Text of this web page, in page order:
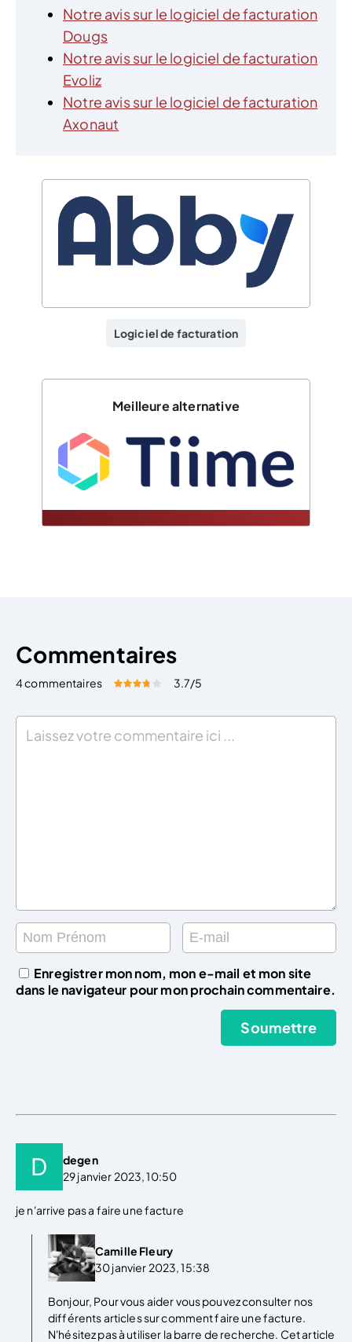
Notre avis sur le logiciel de facturation
Dougs
Notre avis sur le logiciel de facturation
Evoliz
Notre avis sur le logiciel de facturation
Axonaut
Logiciel de facturation
Meilleure alternative
Commentaires
4 commentaires Évaluez cet article:
3.7/5
Enregistrer mon nom, mon e-mail et mon site
dans le navigateur pour mon prochain commentaire.
degen
29 janvier 2023, 10:50
je n'arrive pas a faire une facture
Camille Fleury
30 janvier 2023, 15:38
Bonjour, Pour vous aider vous pouvez consulter nos
différents articles sur comment faire une facture.
N'hésitez pas à utiliser la barre de recherche. Cet article